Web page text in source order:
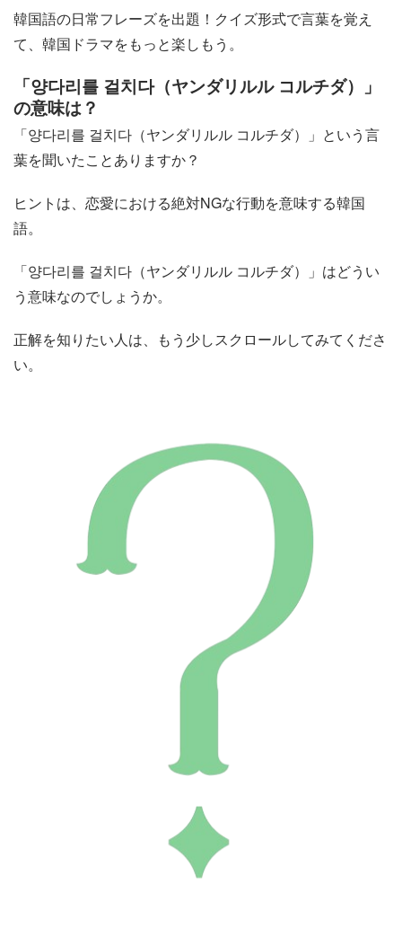
韓国語の日常フレーズを出題！クイズ形式で言葉を覚え
て、韓国ドラマをもっと楽しもう。
「양다리를 걸치다（ヤンダリルル コルチダ）」
の意味は？
「양다리를 걸치다（ヤンダリルル コルチダ）」という言
葉を聞いたことありますか？
ヒントは、恋愛における絶対NGな行動を意味する韓国
語。
「양다리를 걸치다（ヤンダリルル コルチダ）」はどうい
う意味なのでしょうか。
正解を知りたい人は、もう少しスクロールしてみてくださ
い。